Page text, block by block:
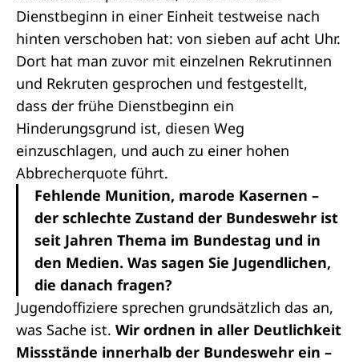
Dienstbeginn in einer Einheit testweise nach
hinten verschoben hat: von sieben auf acht Uhr.
Dort hat man zuvor mit einzelnen Rekrutinnen
und Rekruten gesprochen und festgestellt,
dass der frühe Dienstbeginn ein
Hinderungsgrund ist, diesen Weg
einzuschlagen, und auch zu einer hohen
Abbrecherquote führt.
Fehlende Munition, marode Kasernen –
der schlechte Zustand der Bundeswehr ist
seit Jahren Thema im Bundestag und in
den Medien. Was sagen Sie Jugendlichen,
die danach fragen?
Jugendoffiziere sprechen grundsätzlich das an,
was Sache ist. Wir ordnen in aller Deutlichkeit
Missstände innerhalb der Bundeswehr ein –